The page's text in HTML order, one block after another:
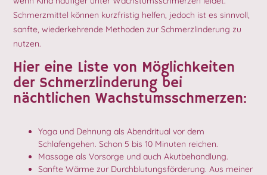
Schmerzmittel können kurzfristig helfen, jedoch ist es sinnvoll,
sanfte, wiederkehrende Methoden zur Schmerzlinderung zu
nutzen.
Hier eine Liste von Möglichkeiten
der Schmerzlinderung bei
nächtlichen Wachstumsschmerzen:
Yoga und Dehnung als Abendritual vor dem
Schlafengehen. Schon 5 bis 10 Minuten reichen.
Massage als Vorsorge und auch Akutbehandlung.
Sanfte Wärme zur Durchblutungsförderung. Aus meiner